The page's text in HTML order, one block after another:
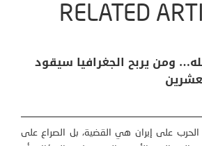
RELATED
“من سبتة إلى كييف .. أوروبا
الجبهات”
النزوح الجماعي لآلاف المغاربة نحو مدينة